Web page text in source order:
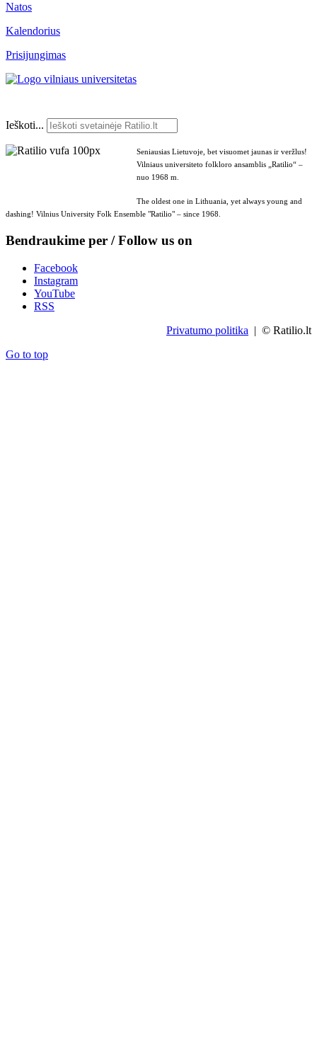
Natos
Kalendorius
Prisijungimas
Ieškoti...
Seniausias Lietuvoje, bet visuomet jaunas ir veržlus!
Vilniaus universiteto folkloro ansamblis „Ratilio“ –
nuo 1968 m.
The oldest one in Lithuania, yet always young and
dashing! Vilnius University Folk Ensemble "Ratilio" – since 1968.
Bendraukime per / Follow us on
Facebook
Instagram
YouTube
RSS
Privatumo politika | © Ratilio.lt
Go to top